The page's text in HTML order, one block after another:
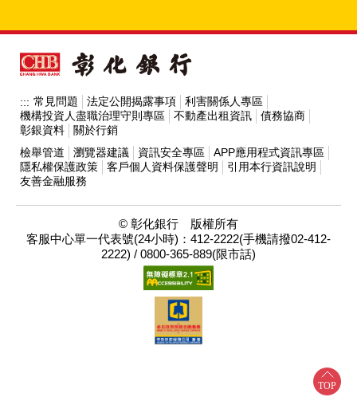
::: 常見問題 法定公開揭露事項
利害關係人專區
機構投資人盡職治理守則專區
不動產出租資訊
債務協商
彰銀資料
關於行銷
檢舉管道
瀏覽器建議 資訊安全專區
APP應用程式資訊專區
隱私權保護政策
客戶個人資料保護聲明
引用本行資訊說明
友善金融服務
© 彰化銀行 版權所有
客服中心單一代表號(24小時)：412-2222(手機請撥02-412-
2222) / 0800-365-889(限市話)